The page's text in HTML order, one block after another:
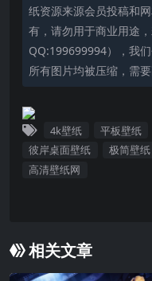
纸资源来源会员投稿和
有，请勿用于商业用途
QQ:199699994），我
所有图片均被压缩，需要
4k壁纸 平板壁纸
彼岸桌面壁纸
极简壁纸
高清壁纸网
相关文章